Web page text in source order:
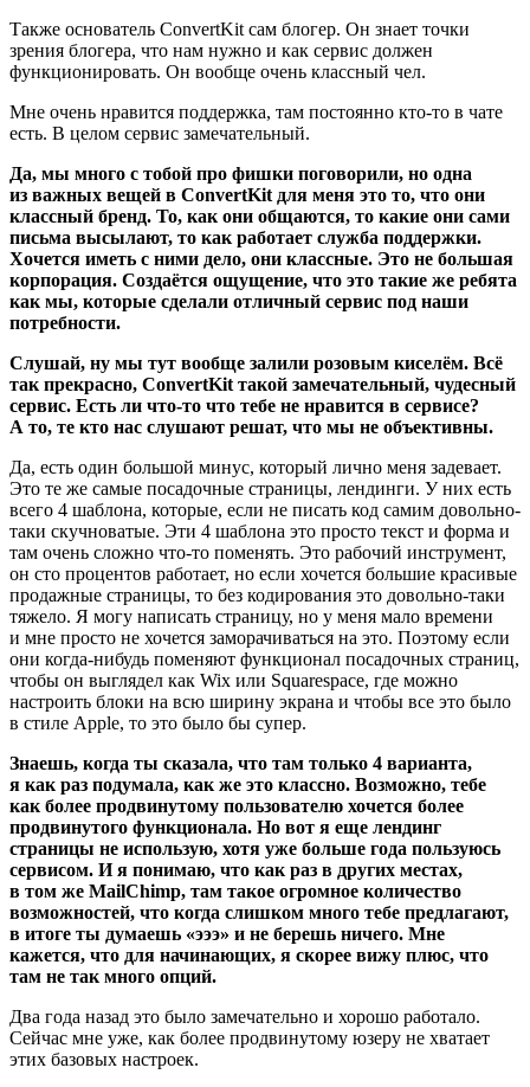
Также основатель ConvertKit сам блогер. Он знает точки
зрения блогера, что нам нужно и как сервис должен
функционировать. Он вообще очень классный чел.
Мне очень нравится поддержка, там постоянно кто-то в чате
есть. В целом сервис замечательный.
Да, мы много с тобой про фишки поговорили, но одна
из важных вещей в ConvertKit для меня это то, что они
классный бренд. То, как они общаются, то какие они сами
письма высылают, то как работает служба поддержки.
Хочется иметь с ними дело, они классные. Это не большая
корпорация. Создаётся ощущение, что это такие же ребята
как мы, которые сделали отличный сервис под наши
потребности.
Слушай, ну мы тут вообще залили розовым киселём. Всё
так прекрасно, ConvertKit такой замечательный, чудесный
сервис. Есть ли что-то что тебе не нравится в сервисе?
А то, те кто нас слушают решат, что мы не объективны.
Да, есть один большой минус, который лично меня задевает.
Это те же самые посадочные страницы, лендинги. У них есть
всего 4 шаблона, которые, если не писать код самим довольно-
таки скучноватые. Эти 4 шаблона это просто текст и форма и
там очень сложно что-то поменять. Это рабочий инструмент,
он сто процентов работает, но если хочется большие красивые
продажные страницы, то без кодирования это довольно-таки
тяжело. Я могу написать страницу, но у меня мало времени
и мне просто не хочется заморачиваться на это. Поэтому если
они когда-нибудь поменяют функционал посадочных страниц,
чтобы он выглядел как Wix или Squarespace, где можно
настроить блоки на всю ширину экрана и чтобы все это было
в стиле Apple, то это было бы супер.
Знаешь, когда ты сказала, что там только 4 варианта,
я как раз подумала, как же это классно. Возможно, тебе
как более продвинутому пользователю хочется более
продвинутого функционала. Но вот я еще лендинг
страницы не использую, хотя уже больше года пользуюсь
сервисом. И я понимаю, что как раз в других местах,
в том же MailChimp, там такое огромное количество
возможностей, что когда слишком много тебе предлагают,
в итоге ты думаешь «эээ» и не берешь ничего. Мне
кажется, что для начинающих, я скорее вижу плюс, что
там не так много опций.
Два года назад это было замечательно и хорошо работало.
Сейчас мне уже, как более продвинутому юзеру не хватает
этих базовых настроек.